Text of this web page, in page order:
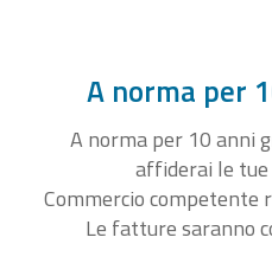
A norma per
A norma per 10 anni
affiderai le
Commercio competente
Le fatture saranno